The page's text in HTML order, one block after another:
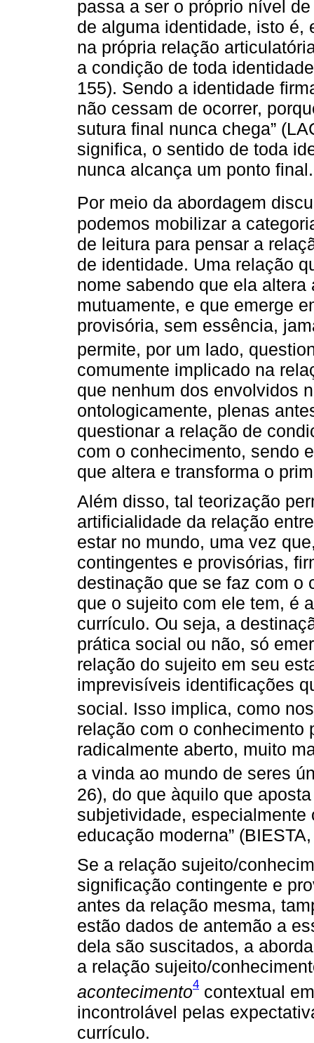
passa a ser o próprio nível
de alguma identidade, isto é,
na própria relação
a condição de toda
155). Sendo a identidade
não cessam de ocorrer,
sutura final nunca chega”
significa, o sentido de toda
nunca alcança um ponto final.
Por meio da abordagem
podemos mobilizar a
de leitura para pensar a
de identidade. Uma relação
nome sabendo que ela
mutuamente, e que emerge
provisória, sem essência,
permite, por um lado,
comumente implicado na
que nenhum dos envolvidos
ontologicamente, plenas
questionar a relação de
com o conhecimento, sendo
que altera e transforma o
Além disso, tal teorização
artificialidade da relação
estar no mundo, uma vez
contingentes e provisórias,
destinação que se faz com o
que o sujeito com ele tem, é
currículo. Ou seja, a
prática social ou não, só
relação do sujeito em seu
imprevisíveis identificações
social. Isso implica, como
relação com o conhecimento
radicalmente aberto, muito
a vinda ao mundo de seres
26), do que àquilo que
subjetividade,
educação moderna”
Se a relação sujeito/
significação contingente e
antes da relação mesma,
estão dados de antemão a
dela são suscitados, a
a relação sujeito/
acontecimento4 contextual
incontrolável pelas
currículo.